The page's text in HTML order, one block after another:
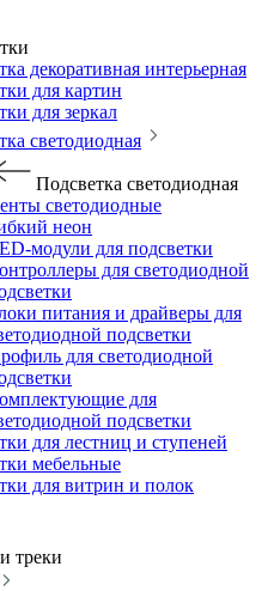
декоративная интерьерная
для картин
для зеркал
светодиодная
Подсветка светодиодная
светодиодные
неон
модули для подсветки
для светодиодной
питания и драйверы для
подсветки
для светодиодной
для
подсветки
для лестниц и ступеней
мебельные
для витрин и полок
треки